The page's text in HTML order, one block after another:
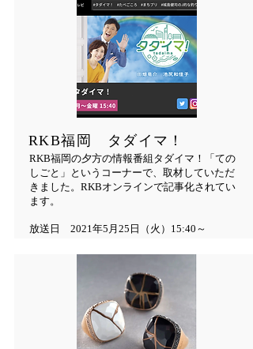
​RKB福岡 タダイマ！
RKB福岡の夕方の情報番組タダイマ！「ての
しごと」というコーナーで、取材していただ
きました。RKBオンラインで記事化されてい
ます。
​放送日 2021年5月25日（火）15:40～